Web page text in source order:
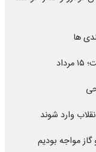
ها
وارد شوند
مواجه بودیم